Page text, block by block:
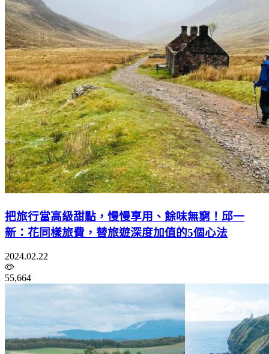
把旅行當高級甜點，慢慢享用、餘味無窮！邱一
新：花同樣旅費，替旅遊深度加值的5個心法
2024.02.22
55,664